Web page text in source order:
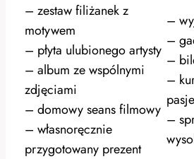
– zestaw filiżanek z
motywem
– płyta ulubionego artysty
– album ze wspólnymi
zdjęciami
– domowy seans filmowy
– własnoręcznie
przygotowany prezent
–
–
–
–
pasje
–